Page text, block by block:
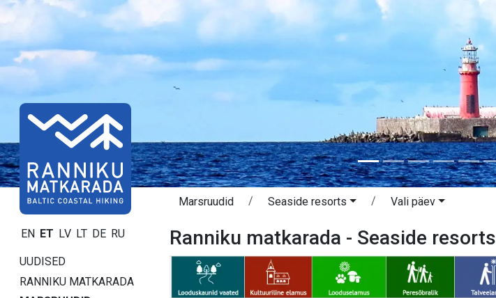
EN ET LV LT DE RU
UUDISED
RANNIKU MATKARADA
Marsruudid Seaside resorts Vali päev
Ranniku matkarada - Seaside resorts